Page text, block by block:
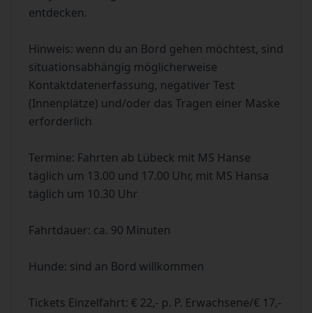
entdecken.
Hinweis: wenn du an Bord gehen möchtest, sind
situationsabhängig möglicherweise
Kontaktdatenerfassung, negativer Test
(Innenplätze) und/oder das Tragen einer Maske
erforderlich
Termine: Fahrten ab Lübeck mit MS Hanse
täglich um 13.00 und 17.00 Uhr, mit MS Hansa
täglich um 10.30 Uhr
Fahrtdauer: ca. 90 Minuten
Hunde: sind an Bord willkommen
Tickets Einzelfahrt: € 22,- p. P. Erwachsene/€ 17,-